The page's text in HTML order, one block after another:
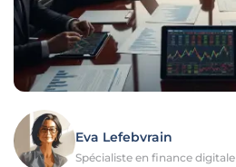
Eva Lefebvrain
Spécialiste en finance digitale